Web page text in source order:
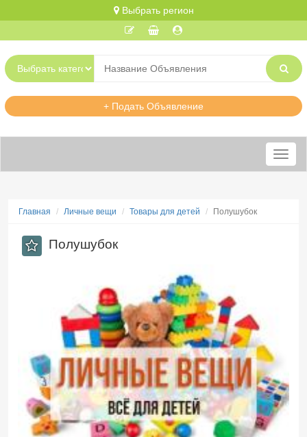
Выбрать регион
+ Подать Объявление
Меню
Главная Личные вещи Товары для детей Полушубок
Полушубок